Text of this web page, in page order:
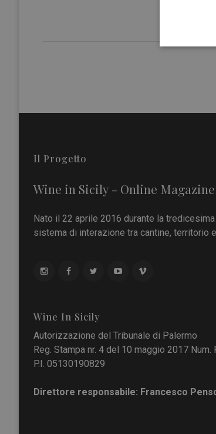
Il Progetto
Wine in Sicily - Online Magazine
Nato il 22 aprile 2016 durante la
sistema di interazione tra cantine, territorio
Wine In Sicily
Autorizzazione del Tribunale di Palermo
Reg. Stampa nr. 4 del 10 maggio 2017
P.I. 05130190829
Direttore responsabile: Francesco